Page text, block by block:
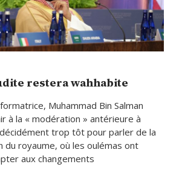
restera wahhabite
Muhammad Bin Salman
à la « modération » antérieure à
trop tôt pour parler de la
du royaume, où les oulémas ont
aux changements